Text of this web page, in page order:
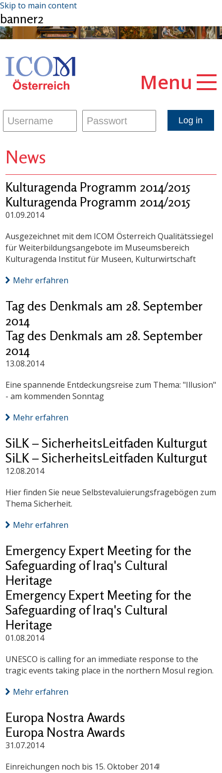
Skip to main content
banner2
Menu
News
Kulturagenda Programm 2014/2015
Kulturagenda Programm 2014/2015
01.09.2014
Ausgezeichnet mit dem ICOM Österreich Qualitätssiegel
für Weiterbildungsangebote im Museumsbereich
Kulturagenda Institut für Museen, Kulturwirtschaft
Mehr erfahren
Tag des Denkmals am 28. September
2014
Tag des Denkmals am 28. September
2014
13.08.2014
Eine spannende Entdeckungsreise zum Thema: "Illusion"
- am kommenden Sonntag
Mehr erfahren
SiLK – SicherheitsLeitfaden Kulturgut
SiLK – SicherheitsLeitfaden Kulturgut
12.08.2014
Hier finden Sie neue Selbstevaluierungsfragebögen zum
Thema Sicherheit.
Mehr erfahren
Emergency Expert Meeting for the
Safeguarding of Iraq's Cultural
Heritage
Emergency Expert Meeting for the
Safeguarding of Iraq's Cultural
Heritage
01.08.2014
UNESCO is calling for an immediate response to the
tragic events taking place in the northern Mosul region.
Mehr erfahren
Europa Nostra Awards
Europa Nostra Awards
31.07.2014
Einreichungen noch bis 15. Oktober 2014!